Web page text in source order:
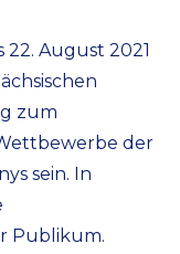
22. August 2021
zum
der
sein. In
Publikum.